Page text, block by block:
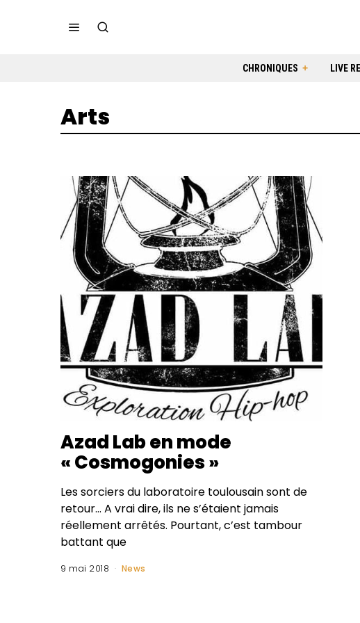
CHRONIQUES LIVE
Arts
Azad Lab en mode
« Cosmogonies »
Les sorciers du laboratoire toulousain sont de
retour… A vrai dire, ils ne s’étaient jamais
réellement arrêtés. Pourtant, c’est tambour
battant que
9 mai 2018 News